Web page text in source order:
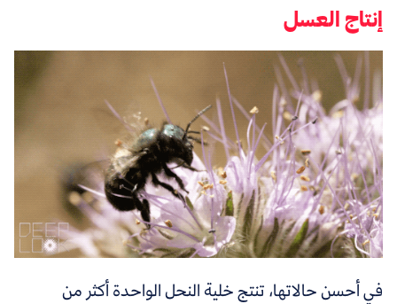
إنتاج العسل
في أحسن حالاتها، تنتج خلية النحل الواحدة أكثر من